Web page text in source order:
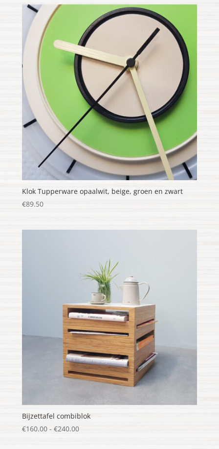
Klok Tupperware opaalwit, beige, groen en zwart
€89.50
Bijzettafel combiblok
€160.00 - €240.00Prijsklasse: